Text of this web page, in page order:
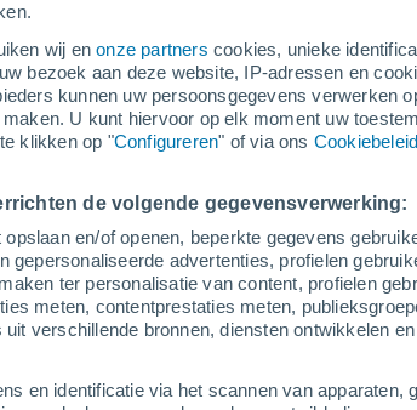
wij enonze partners cookies, unieke
bezoek aan deze website, IP-adressen en
kunnen uw persoonsgegevens verwerken
U kunt hiervoor op elk moment uw
klikken op "Configureren" of via ons Cookiebeleid
de volgende gegevensverwerking:
en/of openen, beperkte gegevens
gepersonaliseerde advertenties, profielen
ter personalisatie van content, profielen
meten, contentprestaties meten,
verschillende bronnen, diensten ontwikkelen
en identificatie via het scannen van apparaten,
21°
20°
12°
14°
21°
24°
25°